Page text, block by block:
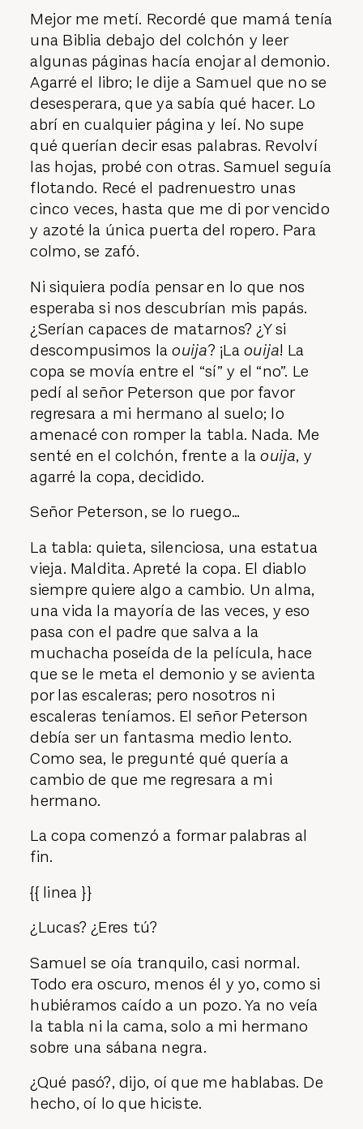
Mejor me metí. Recordé que mamá tenía
una Biblia debajo del colchón y leer
algunas páginas hacía enojar al demonio.
Agarré el libro; le dije a Samuel que no se
desesperara, que ya sabía qué hacer. Lo
abrí en cualquier página y leí. No supe
qué querían decir esas palabras. Revolví
las hojas, probé con otras. Samuel seguía
flotando. Recé el padrenuestro unas
cinco veces, hasta que me di por vencido
y azoté la única puerta del ropero. Para
colmo, se zafó.
Ni siquiera podía pensar en lo que nos
esperaba si nos descubrían mis papás.
¿Serían capaces de matarnos? ¿Y si
descompusimos laouija? ¡Laouija! La
copa se movía entre el “sí” y el “no”. Le
pedí al señor Peterson que por favor
regresara a mi hermano al suelo; lo
amenacé con romper la tabla. Nada. Me
senté en el colchón, frente a laouija, y
agarré la copa, decidido.
Señor Peterson, se lo ruego…
La tabla: quieta, silenciosa, una estatua
vieja. Maldita. Apreté la copa. El diablo
siempre quiere algo a cambio. Un alma,
una vida la mayoría de las veces, y eso
pasa con el padre que salva a la
muchacha poseída de la película, hace
que se le meta el demonio y se avienta
por las escaleras; pero nosotros ni
escaleras teníamos. El señor Peterson
debía ser un fantasma medio lento.
Como sea, le pregunté qué quería a
cambio de que me regresara a mi
hermano.
La copa comenzó a formar palabras al
fin.
{{ linea }}
¿Lucas? ¿Eres tú?
Samuel se oía tranquilo, casi normal.
Todo era oscuro, menos él y yo, como si
hubiéramos caído a un pozo. Ya no veía
la tabla ni la cama, solo a mi hermano
sobre una sábana negra.
¿Qué pasó?, dijo, oí que me hablabas. De
hecho, oí lo que hiciste.